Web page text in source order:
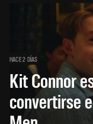
HACE 2 DÍAS
Kit Connor
convertirse